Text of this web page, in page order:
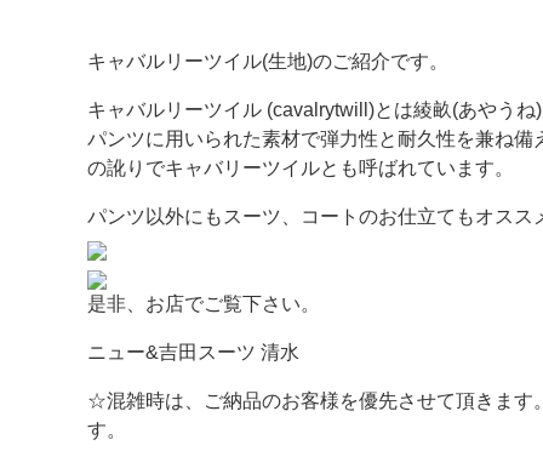
キャバルリーツイル(生地)のご紹介です。
キャバルリーツイル (cavalrytwill)とは綾畝(あやう
パンツに用いられた素材で弾力性と耐久性を兼ね
の訛りでキャバリーツイルとも呼ばれています。
パンツ以外にもスーツ、コートのお仕立てもオスス
是非、お店でご覧下さい。
ニュー&吉田スーツ 清水
☆混雑時は、ご納品のお客様を優先させて頂きます
す。